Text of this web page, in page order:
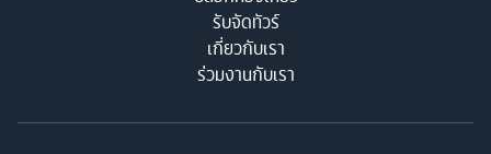
รับจัดทัวร์
เกี่ยวกับเรา
ร่วมงานกับเรา